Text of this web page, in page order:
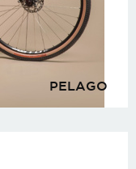
PELAGO